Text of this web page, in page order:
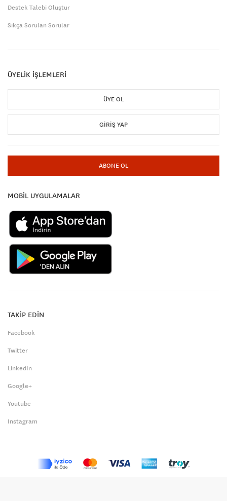
Destek Talebi Oluştur
Sıkça Sorulan Sorular
ÜYELİK İŞLEMLERİ
ÜYE OL
GIRIŞ YAP
ABONE OL
MOBİL UYGULAMALAR
TAKİP EDİN
Facebook
Twitter
LinkedIn
Google+
Youtube
Instagram